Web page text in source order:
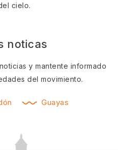
cielo.
noticas
y mantente informado
del movimiento.
Guayas